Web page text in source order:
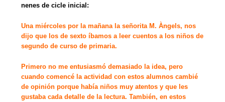
nenes de cicle inicial:
Una miércoles por la mañana la señorita M. Àngels, nos
dijo que los de sexto íbamos a leer cuentos a los niños de
segundo de curso de primaria.
Primero no me entusiasmó demasiado la idea, pero
cuando comencé la actividad con estos alumnos cambié
de opinión porque había niños muy atentos y que les
gustaba cada detalle de la lectura. También, en estos